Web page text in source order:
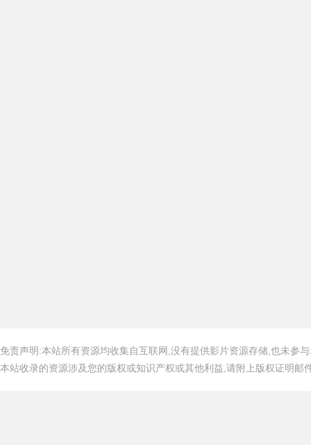
免责声明:本站所有资源均收集自互联网,没有提供影片资源存储,也未参
本站收录的资源涉及您的版权或知识产权或其他利益,请附上版权证明